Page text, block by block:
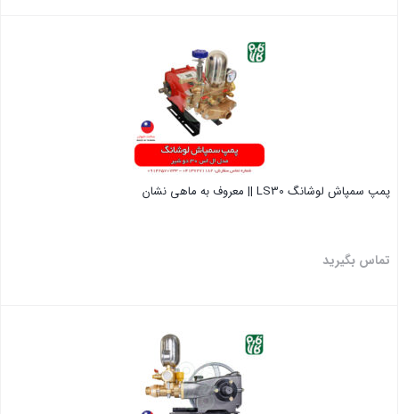
پمپ سمپاش لوشانگ LS30 || معروف به ماهی نشان
تماس بگیرید